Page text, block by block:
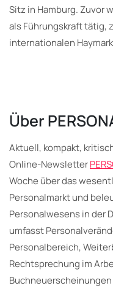
Sitz in Hamburg. Zuvor
als Führungskraft tätig,
internationalen
Über
Aktuell, kompakt,
Online-Newsletter
Woche über das
Personalmarkt und
Personalwesens in der
umfasst
Personalbereich,
Rechtsprechung im